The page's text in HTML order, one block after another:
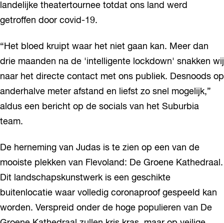
landelijke theatertournee totdat ons land werd
getroffen door covid-19.
“Het bloed kruipt waar het niet gaan kan. Meer dan
drie maanden na de 'intelligente lockdown' snakken wij
naar het directe contact met ons publiek. Desnoods op
anderhalve meter afstand en liefst zo snel mogelijk,”
aldus een bericht op de socials van het Suburbia
team.
De herneming van Judas is te zien op een van de
mooiste plekken van Flevoland: De Groene Kathedraal.
Dit landschapskunstwerk is een geschikte
buitenlocatie waar volledig coronaproof gespeeld kan
worden. Verspreid onder de hoge populieren van De